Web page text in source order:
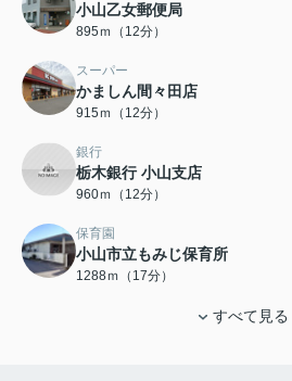
小山乙女郵便局
895ｍ（12分）
スーパー
かましん間々田店
915ｍ（12分）
銀行
栃木銀行 小山支店
960ｍ（12分）
保育園
小山市立もみじ保育所
1288ｍ（17分）
すべて見る